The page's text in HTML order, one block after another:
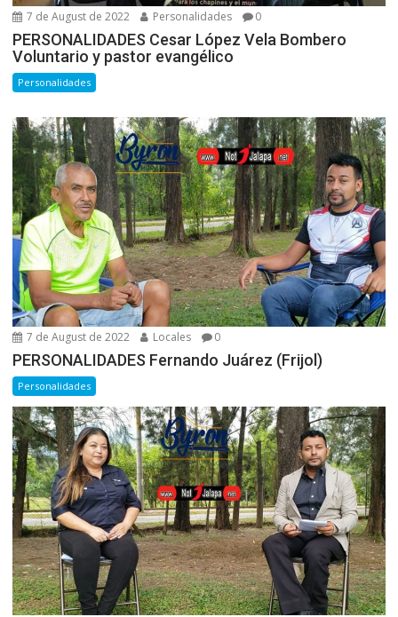
7 de August de 2022 Personalidades 0
PERSONALIDADES Cesar López Vela Bombero
Voluntario y pastor evangélico
Personalidades
7 de August de 2022 Locales 0
PERSONALIDADES Fernando Juárez (Frijol)
Personalidades